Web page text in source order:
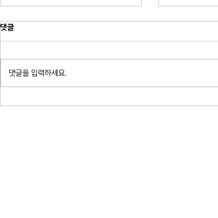
댓글
댓글을 입력하세요.